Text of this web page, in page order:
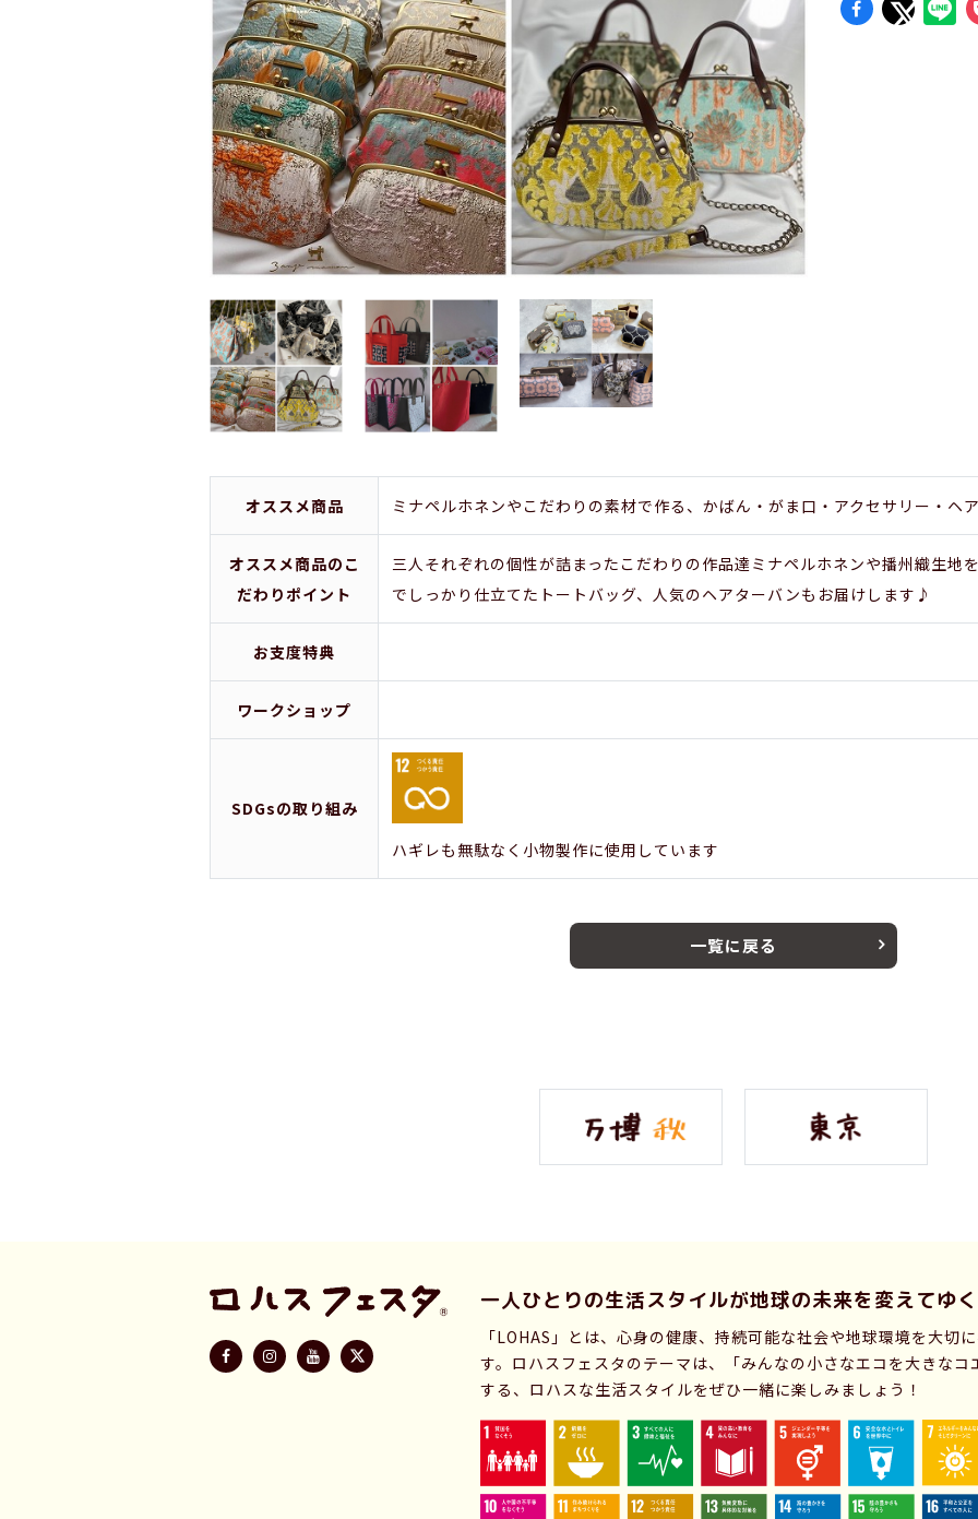
オススメ商品 ミナペルホネンやこだわりの素材で作る、かばん・がま口・アクセサリー・ヘ
オススメ商品のこ
だわりポイント
三人それぞれの個性が詰まったこだわりの作品達ミナペルホネンや播州織生地
でしっかり仕立てたトートバッグ、人気のヘアターバンもお届けします♪
お支度特典
ワークショップ
SDGsの取り組み
ハギレも無駄なく小物製作に使用しています
一覧に戻る
一人ひとりの生活スタイルが地球の未来を変えてゆく
「LOHAS」とは、心身の健康、持続可能な社会や地球環境を大切
す。ロハスフェスタのテーマは、「みんなの小さなエコを大きな
する、ロハスな生活スタイルをぜひ一緒に楽しみましょう！